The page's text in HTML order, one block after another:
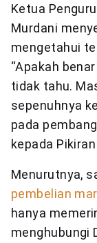
Ketua
Murdani
mengetahui
“Apakah
tidak tahu.
sepenuhnya
pada
kepada
Menurutnya,
pembelian
hanya
menghubungi